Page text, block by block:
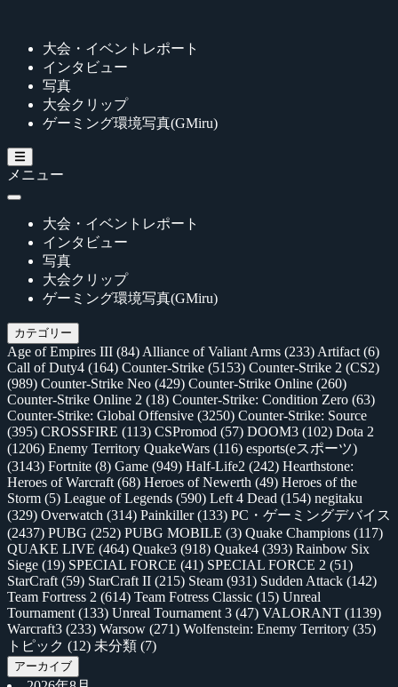
大会・イベントレポート
インタビュー
写真
大会クリップ
ゲーミング環境写真(GMiru)
メニュー
大会・イベントレポート
インタビュー
写真
大会クリップ
ゲーミング環境写真(GMiru)
カテゴリー
Age of Empires III (84) Alliance of Valiant Arms (233) Artifact (6)
Call of Duty4 (164) Counter-Strike (5153) Counter-Strike 2 (CS2)
(989) Counter-Strike Neo (429) Counter-Strike Online (260)
Counter-Strike Online 2 (18) Counter-Strike: Condition Zero (63)
Counter-Strike: Global Offensive (3250) Counter-Strike: Source
(395) CROSSFIRE (113) CSPromod (57) DOOM3 (102) Dota 2
(1206) Enemy Territory QuakeWars (116) esports(eスポーツ)
(3143) Fortnite (8) Game (949) Half-Life2 (242) Hearthstone:
Heroes of Warcraft (68) Heroes of Newerth (49) Heroes of the
Storm (5) League of Legends (590) Left 4 Dead (154) negitaku
(329) Overwatch (314) Painkiller(133) PC・ゲーミングデバイス
(2437) PUBG (252) PUBG MOBILE (3) Quake Champions (117)
QUAKE LIVE (464) Quake3 (918) Quake4 (393) Rainbow Six
Siege (19) SPECIAL FORCE (41) SPECIAL FORCE 2 (51)
StarCraft (59) StarCraft II (215) Steam (931) Sudden Attack (142)
Team Fortress 2 (614) Team Fotress Classic (15) Unreal
Tournament (133) Unreal Tournament 3 (47) VALORANT (1139)
Warcraft3 (233) Warsow (271) Wolfenstein: Enemy Territory (35)
トピック (12) 未分類 (7)
アーカイブ